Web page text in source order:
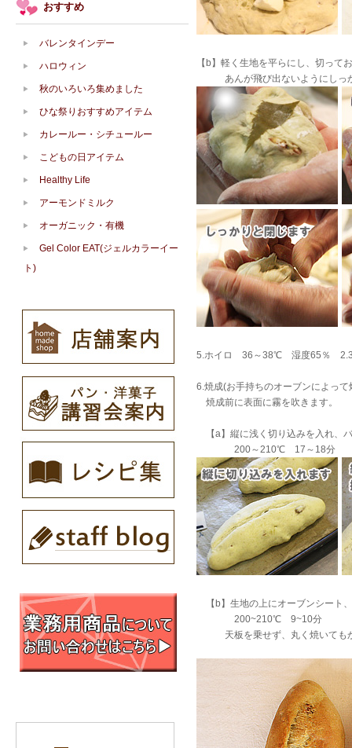
【b】軽く生地を平らにし、切って
あんが飛び出ないようにしっか
5.ホイロ 36～38℃ 湿度65％
6.焼成(お手持ちのオーブンによっ
焼成前に表面に霧を吹きます。
【a】縦に浅く切り込みを入れ、
200～210℃ 17～18分
【b】生地の上にオーブンシート
200~210℃ 9~10分
天板を乗せず、丸く焼いても
おすすめ
バレンタインデー
ハロウィン
秋のいろいろ集めました
ひな祭りおすすめアイテム
カレールー・シチュールー
こどもの日アイテム
Healthy Life
アーモンドミルク
オーガニック・有機
Gel Color EAT(ジェルカラーイー
ト)